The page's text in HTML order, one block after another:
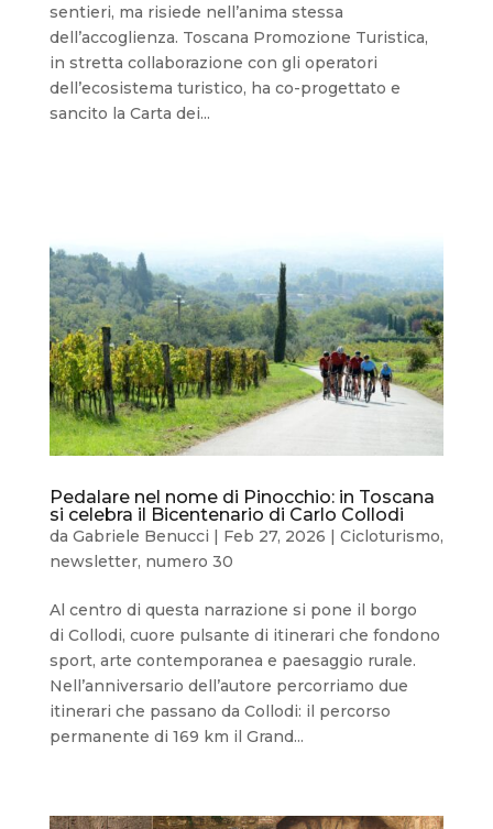
sentieri, ma risiede nell’anima stessa
dell’accoglienza. Toscana Promozione Turistica,
in stretta collaborazione con gli operatori
dell’ecosistema turistico, ha co-progettato e
sancito la Carta dei...
Pedalare nel nome di Pinocchio: in Toscana
si celebra il Bicentenario di Carlo Collodi
da Gabriele Benucci | Feb 27, 2026 | Cicloturismo,
newsletter, numero 30
Al centro di questa narrazione si pone il borgo
di Collodi, cuore pulsante di itinerari che fondono
sport, arte contemporanea e paesaggio rurale.
Nell’anniversario dell’autore percorriamo due
itinerari che passano da Collodi: il percorso
permanente di 169 km il Grand...